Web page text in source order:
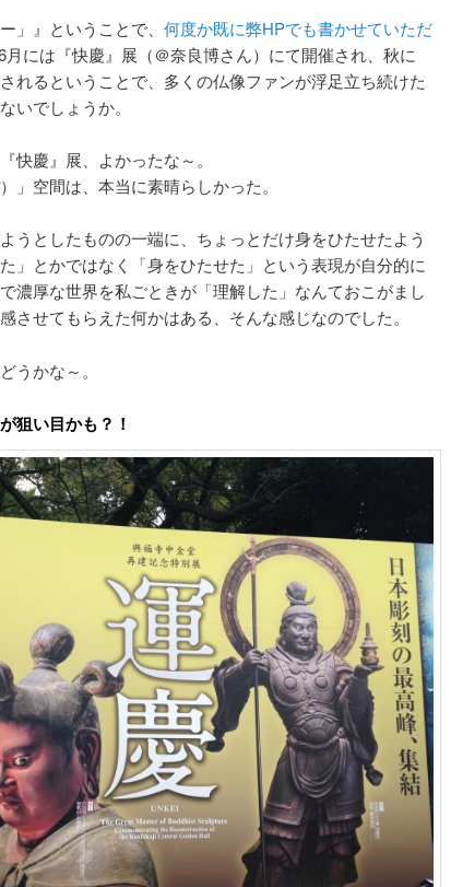
」』ということで、 何度か既に弊HPでも書かせていただ
月には『快慶』展（＠奈良博さん）にて開催され、秋に
れるということで、多くの仏像ファンが浮足立ち続けた
いでしょうか。
快慶』展、よかったな～。
」空間は、本当に素晴らしかった。
うとしたものの一端に、ちょっとだけ身をひたせたよう
」とかではなく「身をひたせた」という表現が自分的に
濃厚な世界を私ごときが「理解した」なんておこがまし
させてもらえた何かはある、そんな感じなのでした。
うかな～。
狙い目かも？！